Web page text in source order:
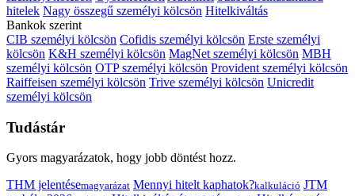
hitelek Nagy összegű személyi kölcsön Hitelkiváltás
Bankok szerint
CIB személyi kölcsön Cofidis személyi kölcsön Erste személyi
kölcsön K&H személyi kölcsön MagNet személyi kölcsön MBH
személyi kölcsön OTP személyi kölcsön Provident személyi kölcsön
Raiffeisen személyi kölcsön Trive személyi kölcsön Unicredit
személyi kölcsön
Tudástár
Gyors magyarázatok, hogy jobb döntést hozz.
THM jelentésemagyarázat Mennyi hitelt kaphatok?kalkuláció JTM